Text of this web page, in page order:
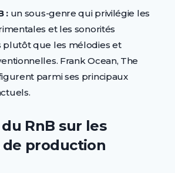
:un sous-genre qui privilégie les
et les sonorités
plutôt que les mélodies et
Frank Ocean, The
parmi ses principaux
RnB sur les
production